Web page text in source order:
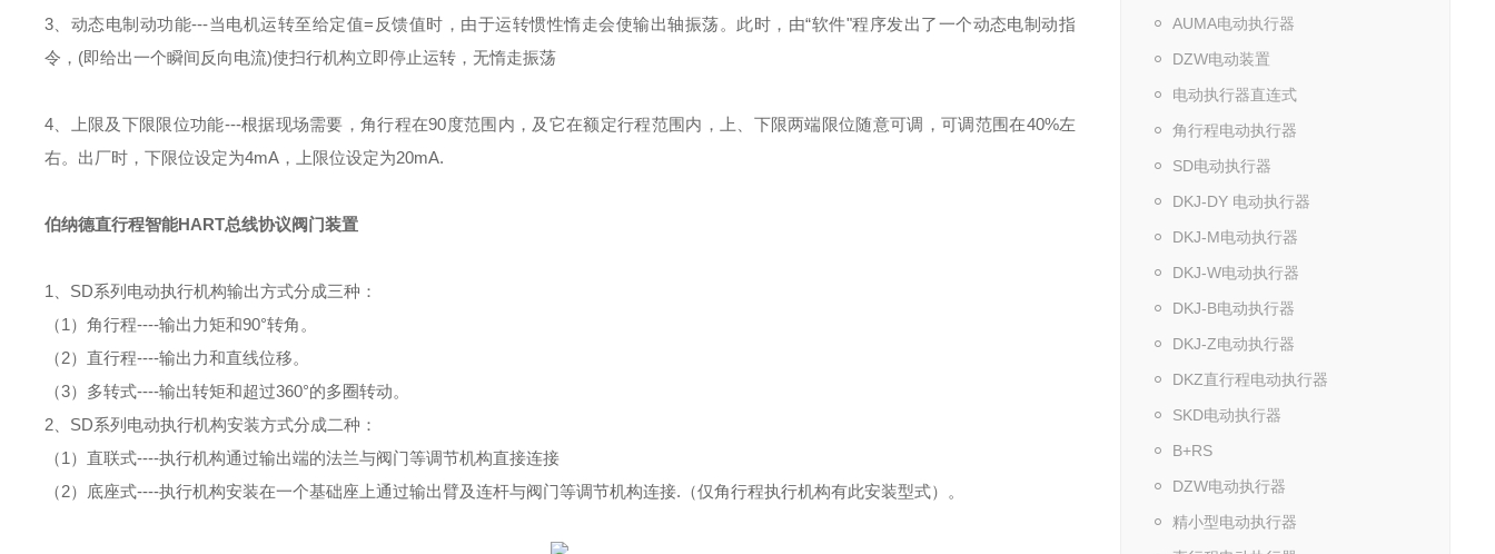
AUMA电动执行器
DZW电动装置
电动执行器直连式
角行程电动执行器
SD电动执行器
DKJ-DY 电动执行器
DKJ-M电动执行器
DKJ-W电动执行器
DKJ-B电动执行器
DKJ-Z电动执行器
DKZ直行程电动执行器
SKD电动执行器
B+RS
DZW电动执行器
精小型电动执行器
3 、动态电制动功能---当电机运转至给定值= 反馈值时，由于运转惯性惰走会使输出轴振荡。此时，由“软件"程序发出了一个动态电制动指
令， (即给出一个瞬间反向电流)使扫行机构立即停止运转，无惰走振荡
4 、上限及下限限位功能---根据现场需要，角行程在90度范围内，及它在额定行程范围内，上、下限两端限位随意可调，可调范围在40%左
右。出厂时，下限位设定为4mA ，上限位设定为20mA.
伯纳德直行程智能HART总线协议阀门装置
1 SD系列电动执行机构输出方式分成三种：
（1 ）角行程----输出力矩和90°转角。
（2）直行程----输出力和直线位移。
（3）多转式----输出转矩和超过360°的多圈转动。
2
SD系列电动执行机构安装方式分成二种：
（1 ）直联式----执行机构通过输出端的法兰与阀门等调节机构直接连接
（2）底座式----执行机构安装在一个基础座上通过输出臂及连杆与阀门等调节机构连接. （仅角行程执行机构有此安装型式）。